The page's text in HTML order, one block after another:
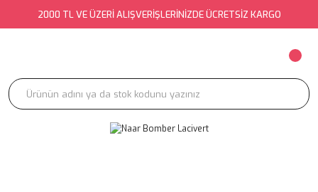
2000 TL VE ÜZERİ ALIŞVERİŞLERİNİZDE ÜCRETSİZ KARGO